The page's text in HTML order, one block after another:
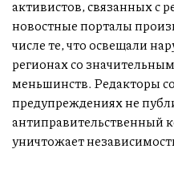
активистов, связанных
новостные порталы
числе те, что освещали
регионах со
меньшинств. Редакторы
предупреждениях не
антиправительственный
уничтожает